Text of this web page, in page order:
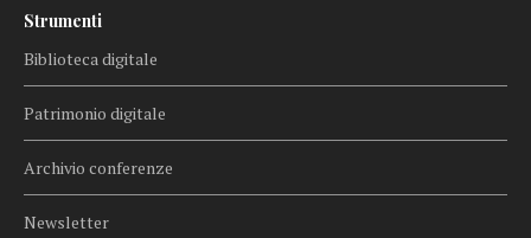
Strumenti
Biblioteca digitale
Patrimonio digitale
Archivio conferenze
Newsletter